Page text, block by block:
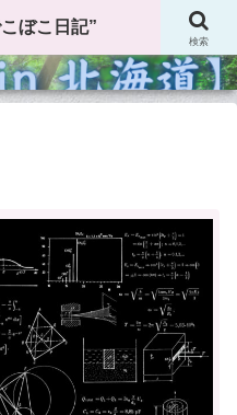
ぼこ日記”
ぼこ日記”
検索